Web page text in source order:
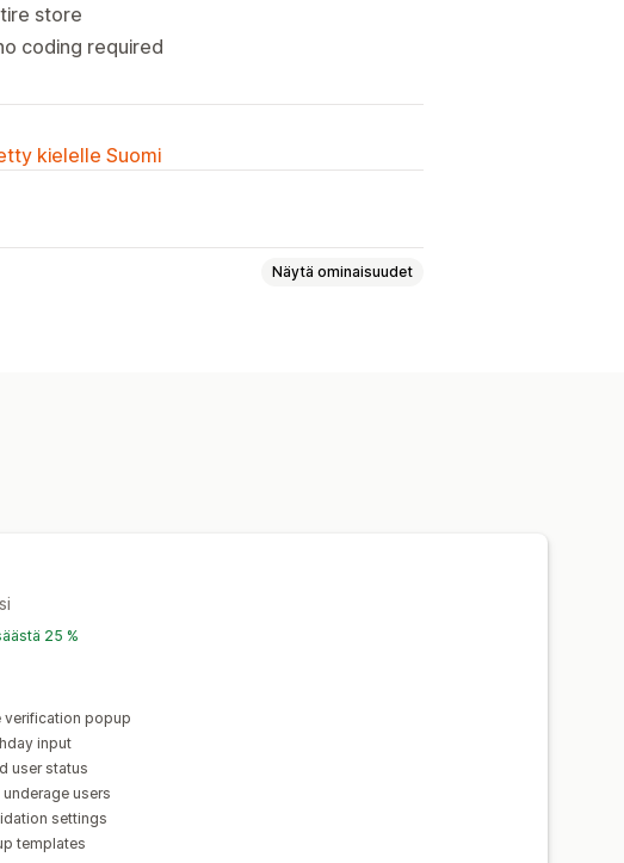
store
coding required
kielelle Suomi
Näytä ominaisuudet
25 %
verification popup
input
user status
users
settings
templates